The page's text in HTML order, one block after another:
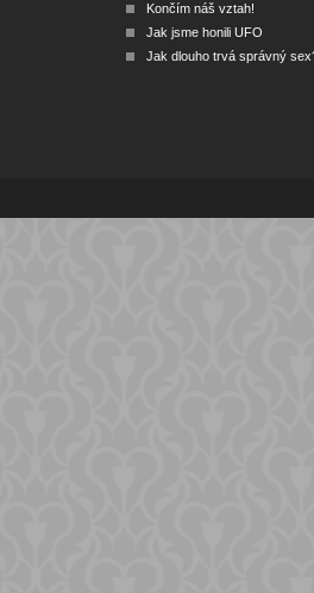
Končím náš vztah!
Jak jsme honili UFO
Jak dlouho trvá správný